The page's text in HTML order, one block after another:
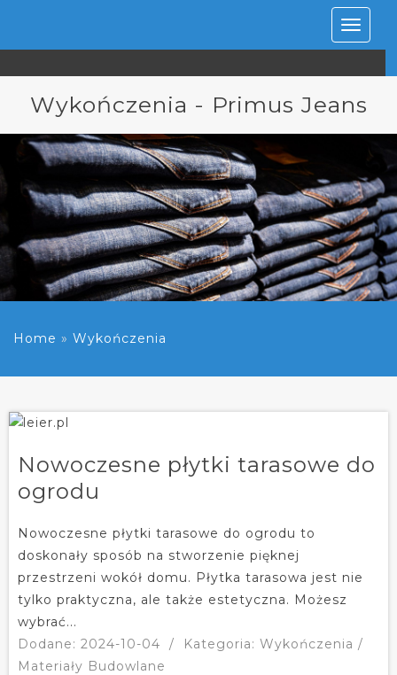
Rozwiń
Wykończenia - Primus Jeans
Home » Wykończenia
Nowoczesne płytki tarasowe do
ogrodu
Nowoczesne płytki tarasowe do ogrodu to
doskonały sposób na stworzenie pięknej
przestrzeni wokół domu. Płytka tarasowa jest nie
tylko praktyczna, ale także estetyczna. Możesz
wybrać...
Dodane: 2024-10-04
/
Kategoria: Wykończenia /
Materiały Budowlane